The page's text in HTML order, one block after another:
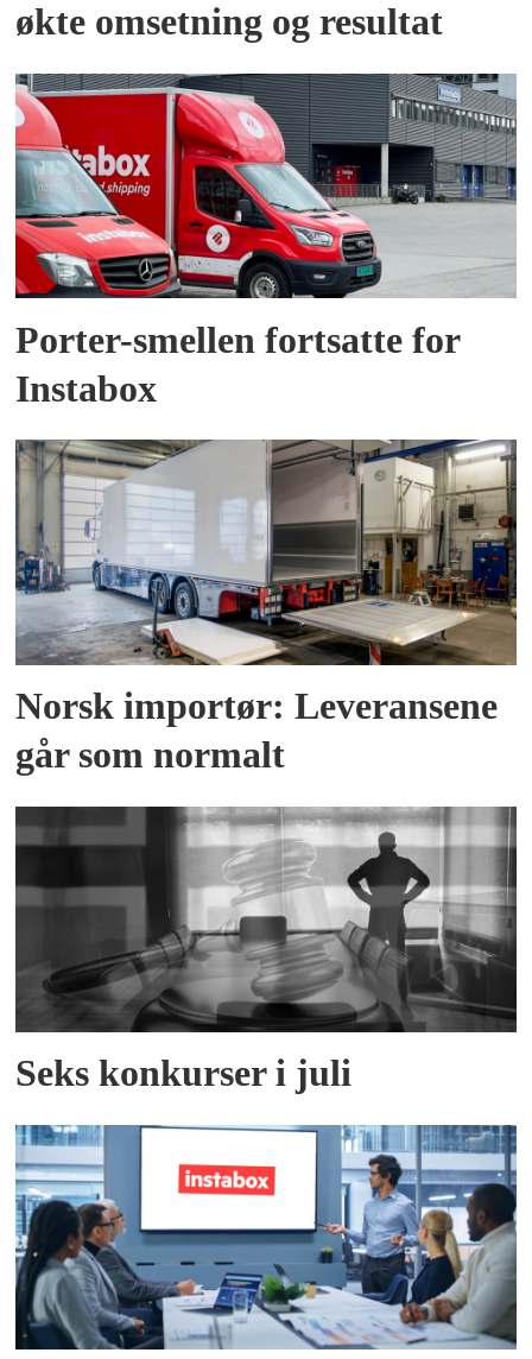
økte omsetning og resultat
Porter-smellen fortsatte for
Instabox
Norsk importør: Leveransene
går som normalt
Seks konkurser i juli